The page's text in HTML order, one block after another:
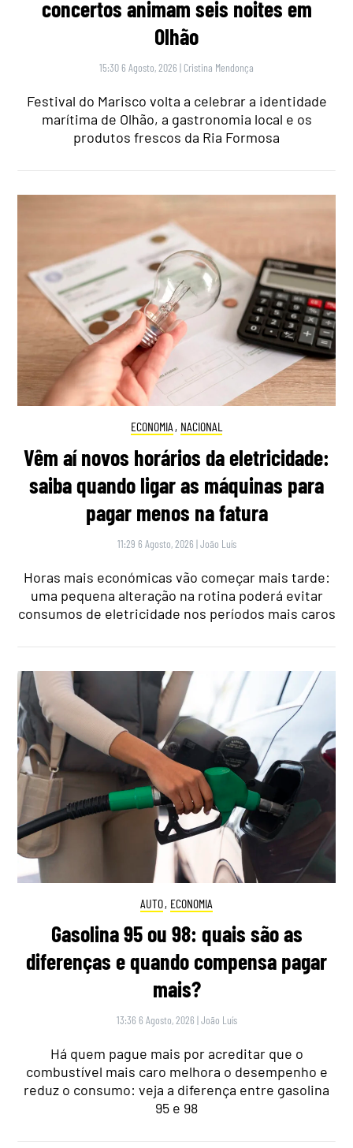
concertos animam seis noites em
Olhão
15:30 6 Agosto, 2026 | Cristina Mendonça
Festival do Marisco volta a celebrar a identidade
marítima de Olhão, a gastronomia local e os
produtos frescos da Ria Formosa
ECONOMIA , NACIONAL
Vêm aí novos horários da eletricidade:
saiba quando ligar as máquinas para
pagar menos na fatura
11:29 6 Agosto, 2026 |João Luís
Horas mais económicas vão começar mais tarde:
uma pequena alteração na rotina poderá evitar
consumos de eletricidade nos períodos mais caros
AUTO, ECONOMIA
Gasolina 95 ou 98: quais são as
diferenças e quando compensa pagar
mais?
13:36 6 Agosto, 2026 |João Luís
Há quem pague mais por acreditar que o
combustível mais caro melhora o desempenho e
reduz o consumo: veja a diferença entre gasolina
95 e 98